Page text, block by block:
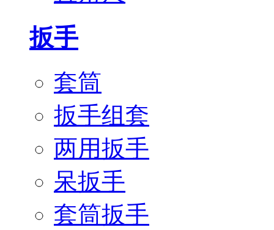
扳手
套筒
扳手组套
两用扳手
呆扳手
套筒扳手